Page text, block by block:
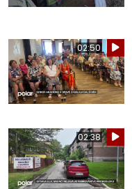
02:50
02:38